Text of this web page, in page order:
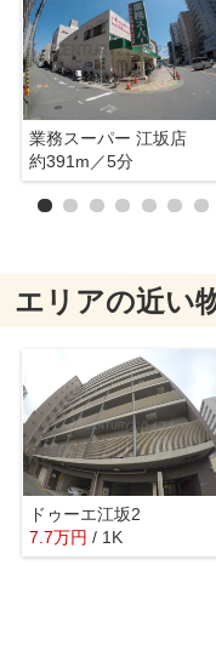
業務スーパー 江坂店
約391m／5分
エリアの近い
ドゥーエ江坂2
7.7万円 / 1K